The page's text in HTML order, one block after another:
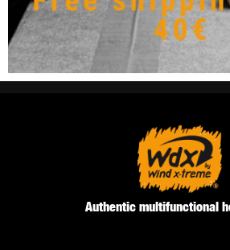
Authentic multifunctional